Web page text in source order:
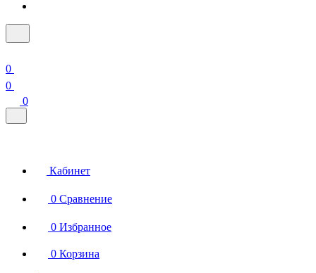
0
0
0
Кабинет
0 Сравнение
0 Избранное
0 Корзина